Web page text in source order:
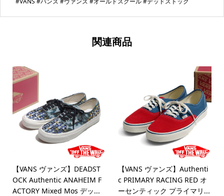
関連商品
【VANS ヴァンズ】DEADST
OCK Authentic ANAHEIM F
ACTORY Mixed Mos デッ...
【VANS ヴァンズ】Authenti
c PRIMARY RACING RED オ
ーセンティック プライマリ...